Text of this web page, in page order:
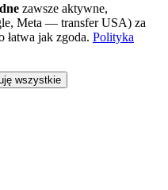
zawsze aktywne,
Meta — transfer USA) za
łatwa jak zgoda. Polityka
wszystkie